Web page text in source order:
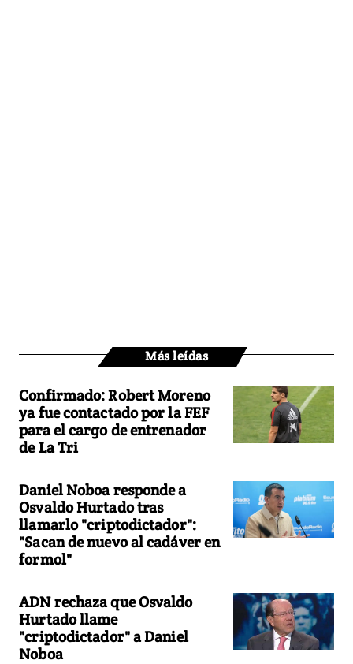
Más leídas
Confirmado: Robert Moreno
ya fue contactado por la FEF
para el cargo de entrenador
de La Tri
Daniel Noboa responde a
Osvaldo Hurtado tras
llamarlo "criptodictador":
"Sacan de nuevo al cadáver en
formol"
ADN rechaza que Osvaldo
Hurtado llame
"criptodictador" a Daniel
Noboa